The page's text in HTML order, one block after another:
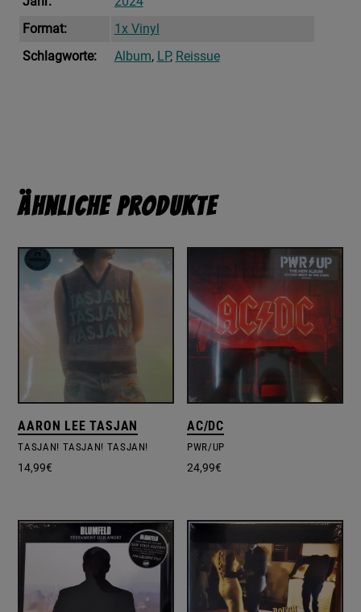
Format:
1x Vinyl
Schlagworte:
Album, LP, Reissue
Ähnliche Produkte
AARON LEE TASJAN
TASJAN! TASJAN! TASJAN!
14,99€
AC/DC
PWR/UP
24,99€